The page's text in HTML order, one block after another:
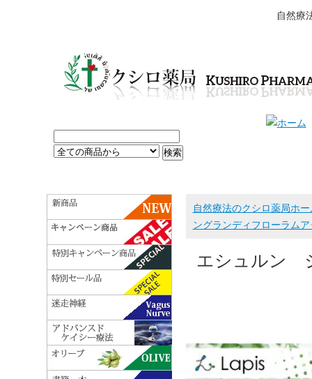
自然療
自然療法のクシロ薬局ホー
ングランディフローラム
エシュルン